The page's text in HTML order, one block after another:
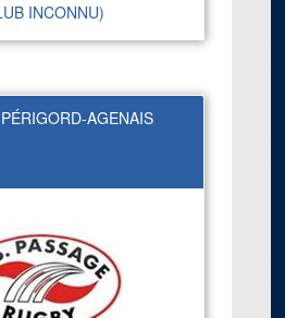
INCONNU)
AGENAIS